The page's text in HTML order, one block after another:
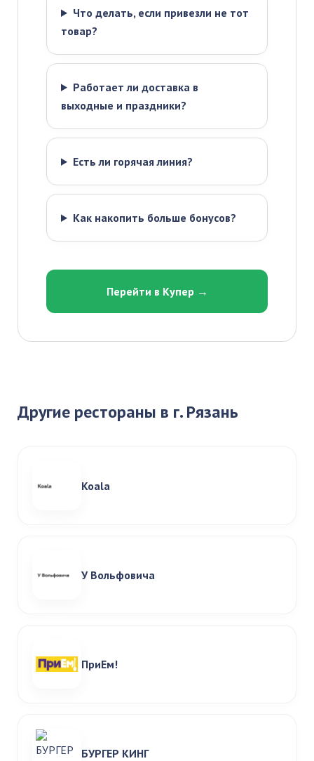
Что делать, если привезли не тот
товар?
Работает ли доставка в
выходные и праздники?
Есть ли горячая линия?
Как накопить больше бонусов?
Перейти в Купер →
Другие рестораны в г. Рязань
Koala
У Вольфовича
ПриЕм!
БУРГЕР КИНГ